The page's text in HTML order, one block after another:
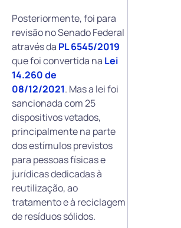
Posteriormente, foi para
revisão no Senado Federal
através da PL 6545/2019
que foi convertida na Lei
14.260 de
08/12/2021. Mas a lei foi
sancionada com 25
dispositivos vetados,
principalmente na parte
dos estímulos previstos
para pessoas físicas e
jurídicas dedicadas à
reutilização, ao
tratamento e à reciclagem
de resíduos sólidos.